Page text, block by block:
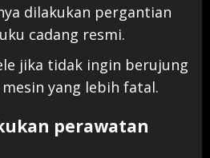
dilakukan pergantian
cadang resmi.
jika tidak ingin berujung
yang lebih fatal.
perawatan